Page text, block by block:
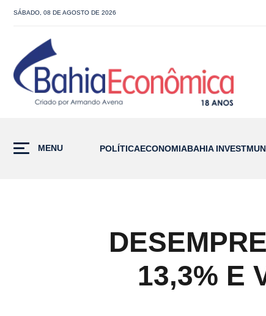
SÁBADO, 08 DE AGOSTO DE 2026
MENU POLÍTICAECONOMIABAHIA INVEST
13,3% E